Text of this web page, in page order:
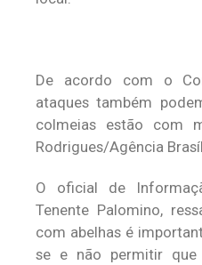
De acordo com o
ataques também
colmeias estão com
Rodrigues/Agência
O oficial de
Tenente Palomino,
com abelhas é
se e não permitir que